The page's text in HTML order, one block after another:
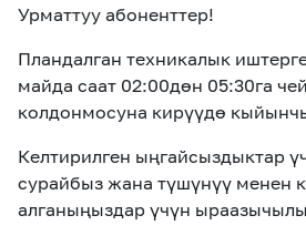
Кызматтар Көңүл ачуучу
Чалуулар жана
SMS
Номерди тандоо
Биз жөнүндө Жаңылыктар
Өнөктөштөргө
Офис картасы
жана каптоо
MegaTV MegaPay
Урматтуу абоненттер!
Пландалган техникалык
майда саат 02:00дөн 05:30га
колдонмосуна кирүүдө
Келтирилген ыңгайсыздыктар
сурайбыз жана түшүнүү менен
алганыңыздар үчүн